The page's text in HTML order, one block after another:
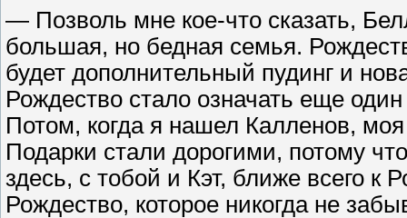
— Позволь мне кое-что сказать,
большая, но бедная семья.
будет дополнительный пудинг и
Рождество стало означать еще
Потом, когда я нашел Калленов,
Подарки стали дорогими, потому
здесь, с тобой и Кэт, ближе всего к
Рождество, которое никогда не